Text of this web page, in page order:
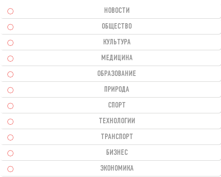
НОВОСТИ
ОБЩЕСТВО
КУЛЬТУРА
МЕДИЦИНА
ОБРАЗОВАНИЕ
ПРИРОДА
СПОРТ
ТЕХНОЛОГИИ
ТРАНСПОРТ
БИЗНЕС
ЭКОНОМИКА